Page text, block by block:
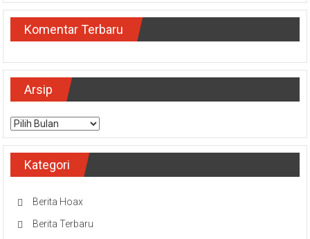
Komentar Terbaru
Arsip
Arsip
Kategori
Berita Hoax
Berita Terbaru